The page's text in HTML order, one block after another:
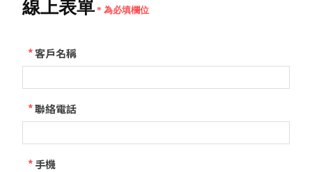
線上表單 * 為必填欄位
*客戶名稱
*聯絡電話
*手機